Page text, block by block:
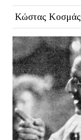
Κώστας Κοσμάς